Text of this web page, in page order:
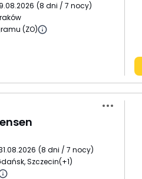
(8 dni / 7 nocy)
(ZO)
(8 dni / 7 nocy)
Szczecin(+1)